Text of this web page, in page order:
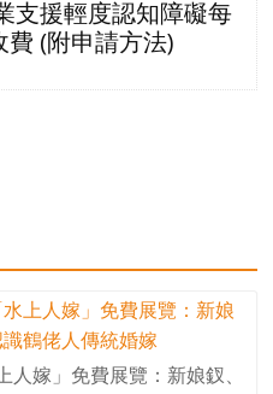
支援輕度認知障礙每
(附申請方法)
嫁」免費展覽：新娘釵、